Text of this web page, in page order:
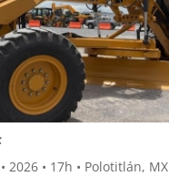
2026 • 17h • Polotitlán, MX